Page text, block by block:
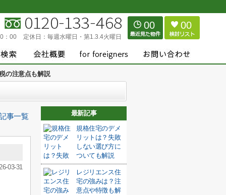
：00 定休日： 毎週水曜日・第1.3.4火曜日
00 00
の注意点も解説
事一覧
03-31
最新記事
規格住宅のデメ
リットは？失敗
しない選び方に
ついても解説
レジリエンス住
宅の強みは？注
意点や特徴も解